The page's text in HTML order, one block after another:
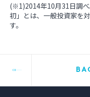
(※1)2014年10月31日調
初」とは、一般投資家を
す。